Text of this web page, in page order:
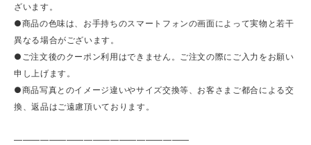
ざいます。
●商品の色味は、お手持ちのスマートフォンの画面によって実物と若干
異なる場合がございます。
●ご注文後のクーポン利用はできません。ご注文の際にご入力をお願い
申し上げます。
●商品写真とのイメージ違いやサイズ交換等、お客さまご都合による交
換、返品はご遠慮頂いております。
————————————————————